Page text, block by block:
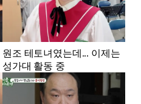
원조 테토녀였는데... 이제는
성가대 활동 중